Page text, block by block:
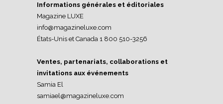
Informations générales et éditoriales
Magazine LUXE
info@magazineluxe.com
États-Unis et Canada 1 800 510-3256
Ventes, partenariats, collaborations et
invitations aux événements
Samia El
samiael@magazineluxe.com